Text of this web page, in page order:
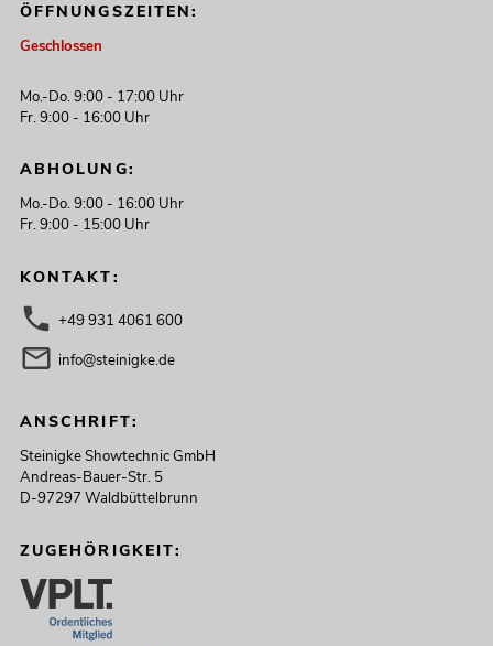
ÖFFNUNGSZEITEN:
Geschlossen
Mo.-Do. 9:00 - 17:00 Uhr
Fr. 9:00 - 16:00 Uhr
ABHOLUNG:
Mo.-Do. 9:00 - 16:00 Uhr
Fr. 9:00 - 15:00 Uhr
KONTAKT:
+49 931 4061 600
info@steinigke.de
ANSCHRIFT:
Steinigke Showtechnic GmbH
Andreas-Bauer-Str. 5
D-97297 Waldbüttelbrunn
ZUGEHÖRIGKEIT: